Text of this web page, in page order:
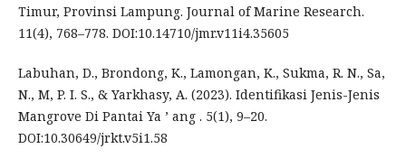
Timur, Provinsi Lampung. Journal of Marine Research.
11(4), 768–778. DOI:10.14710/jmr.v11i4.35605
Labuhan, D., Brondong, K., Lamongan, K., Sukma, R. N., Sa,
N., M, P. I. S., & Yarkhasy, A. (2023). Identifikasi Jenis-Jenis
Mangrove Di Pantai Ya ’ ang . 5(1), 9–20.
DOI:10.30649/jrkt.v5i1.58